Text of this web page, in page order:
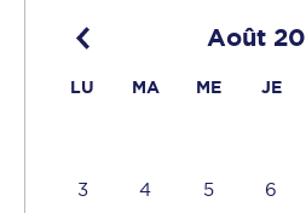
Août
LU MA ME JE
3 4 5 6